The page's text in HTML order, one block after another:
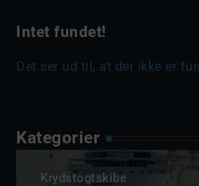
Intet fundet!
Det ser ud til, at der ikke er
Kategorier
Krydstogtskibe